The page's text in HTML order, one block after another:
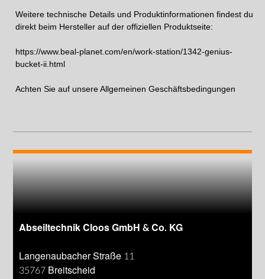
Weitere technische Details und Produktinformationen findest du
direkt beim Hersteller auf der offiziellen Produktseite:
https://www.beal-planet.com/en/work-station/1342-genius-
bucket-ii.html
Achten Sie auf unsereAllgemeinen Geschäftsbedingungen
Abseiltechnik Cloos GmbH & Co. KG
Langenaubacher Straße 11
35767 Breitscheid